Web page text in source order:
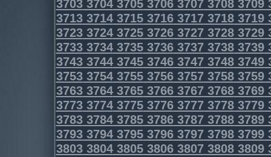
3703370437053706370737083709
3713371437153716371737183719
3723372437253726372737283729
3733373437353736373737383739
3743374437453746374737483749
3753375437553756375737583759
3763376437653766376737683769
3773377437753776377737783779
3783378437853786378737883789
3793379437953796379737983799
3803380438053806380738083809